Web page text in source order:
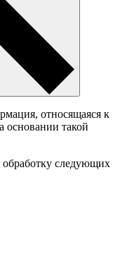
относящаяся к
основании такой
следующих